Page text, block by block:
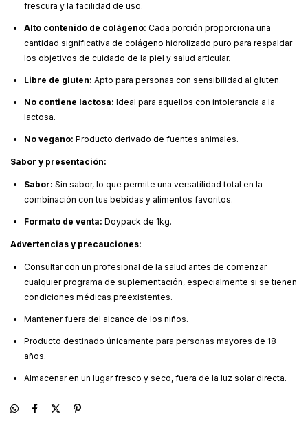
frescura y la facilidad de uso.
Alto contenido de colágeno: Cada porción proporciona una
cantidad significativa de colágeno hidrolizado puro para respaldar
los objetivos de cuidado de la piel y salud articular.
Libre de gluten: Apto para personas con sensibilidad al gluten.
No contiene lactosa: Ideal para aquellos con intolerancia a la
lactosa.
No vegano: Producto derivado de fuentes animales.
Sabor y presentación:
Sabor: Sin sabor, lo que permite una versatilidad total en la
combinación con tus bebidas y alimentos favoritos.
Formato de venta: Doypack de 1kg.
Advertencias y precauciones:
Consultar con un profesional de la salud antes de comenzar
cualquier programa de suplementación, especialmente si se tienen
condiciones médicas preexistentes.
Mantener fuera del alcance de los niños.
Producto destinado únicamente para personas mayores de 18
años.
Almacenar en un lugar fresco y seco, fuera de la luz solar directa.